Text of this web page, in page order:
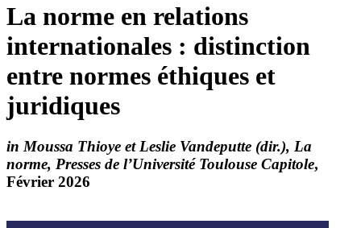
La norme en relations
internationales : distinction
entre normes éthiques et
juridiques
in Moussa Thioye et Leslie Vandeputte (dir.), La
norme, Presses de l’Université Toulouse Capitole,
Février 2026